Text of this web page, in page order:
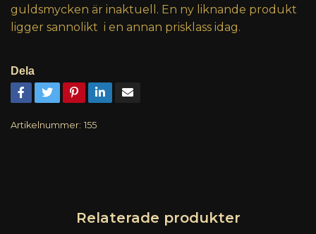
guldsmycken är inaktuell. En ny liknande produkt
ligger sannolikt i en annan prisklass idag.
Dela
Artikelnummer: 155